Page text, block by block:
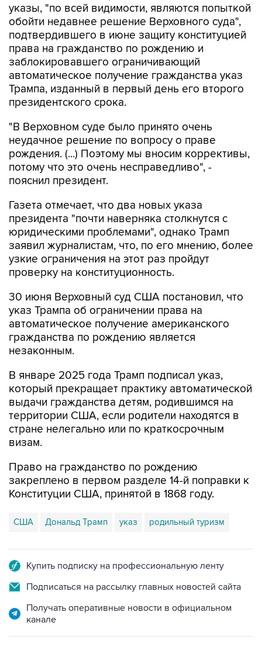
указы, "по всей видимости, являются попыткой
обойти недавнее решение Верховного суда",
подтвердившего в июне защиту конституцией
права на гражданство по рождению и
заблокировавшего ограничивающий
автоматическое получение гражданства указ
Трампа, изданный в первый день его второго
президентского срока.
"В Верховном суде было принято очень
неудачное решение по вопросу о праве
рождения. (...) Поэтому мы вносим коррективы,
потому что это очень несправедливо", -
пояснил президент.
Газета отмечает, что два новых указа
президента "почти наверняка столкнутся с
юридическими проблемами", однако Трамп
заявил журналистам, что, по его мнению, более
узкие ограничения на этот раз пройдут
проверку на конституционность.
30 июня Верховный суд США постановил, что
указ Трампа об ограничении права на
автоматическое получение американского
гражданства по рождению является
незаконным.
В январе 2025 года Трамп подписал указ,
который прекращает практику автоматической
выдачи гражданства детям, родившимся на
территории США, если родители находятся в
стране нелегально или по краткосрочным
визам.
Право на гражданство по рождению
закреплено в первом разделе 14-й поправки к
Конституции США, принятой в 1868 году.
США Дональд Трамп указ родильный туризм
Купить подписку на профессиональную ленту
Подписаться на рассылку главных новостей сайта
Получать оперативные новости в официальном
канале